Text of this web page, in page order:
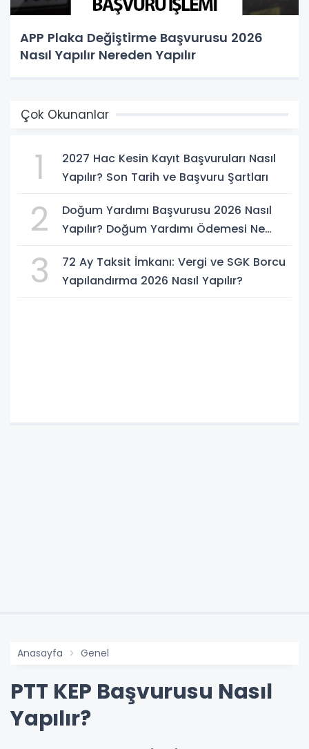
APP Plaka Değiştirme Başvurusu 2026
Nasıl Yapılır Nereden Yapılır
Çok Okunanlar
1
2027 Hac Kesin Kayıt Başvuruları Nasıl
Yapılır? Son Tarih ve Başvuru Şartları
2
Doğum Yardımı Başvurusu 2026 Nasıl
Yapılır? Doğum Yardımı Ödemesi Ne
3
72 Ay Taksit İmkanı: Vergi ve SGK Borcu
Yapılandırma 2026 Nasıl Yapılır?
Anasayfa Genel
PTT KEP Başvurusu Nasıl
Yapılır?